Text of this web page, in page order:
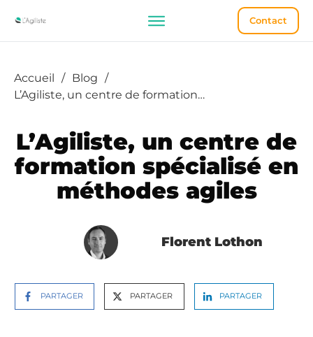
Contact
Accueil / Blog /
L’Agiliste, un centre de formation spécialisé en méthodes agiles
L’Agiliste, un centre de
formation spécialisé en
méthodes agiles
Florent Lothon
PARTAGER PARTAGER PARTAGER